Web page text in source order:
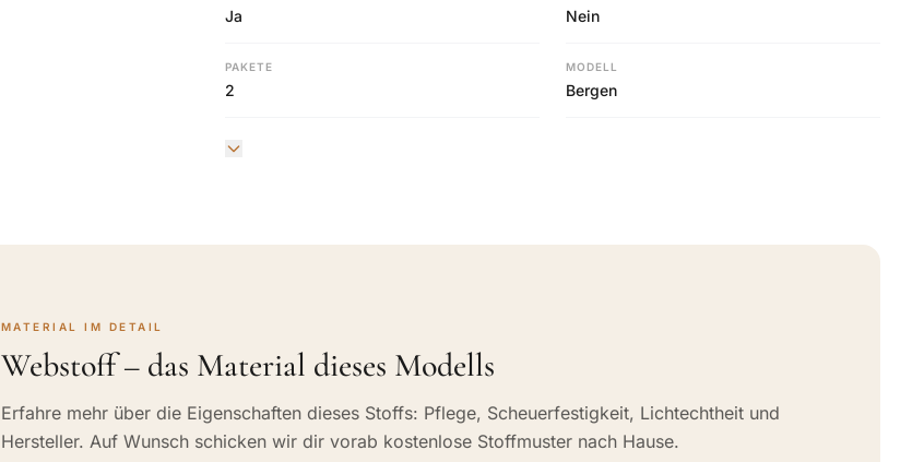
Ja Nein
PAKETE
2
MODELL
Bergen
MATERIAL IM DETAIL
Webstoff – das Material dieses Modells
Erfahre mehr über die Eigenschaften dieses Stoffs: Pflege, Scheuerfestigkeit, Lichtechtheit und
Hersteller. Auf Wunsch schicken wir dir vorab kostenlose Stoffmuster nach Hause.